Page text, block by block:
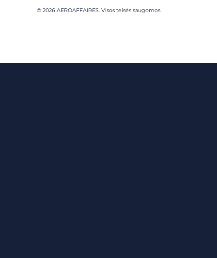
© 2026 AEROAFFAIRES. Visos teisės saugomos.